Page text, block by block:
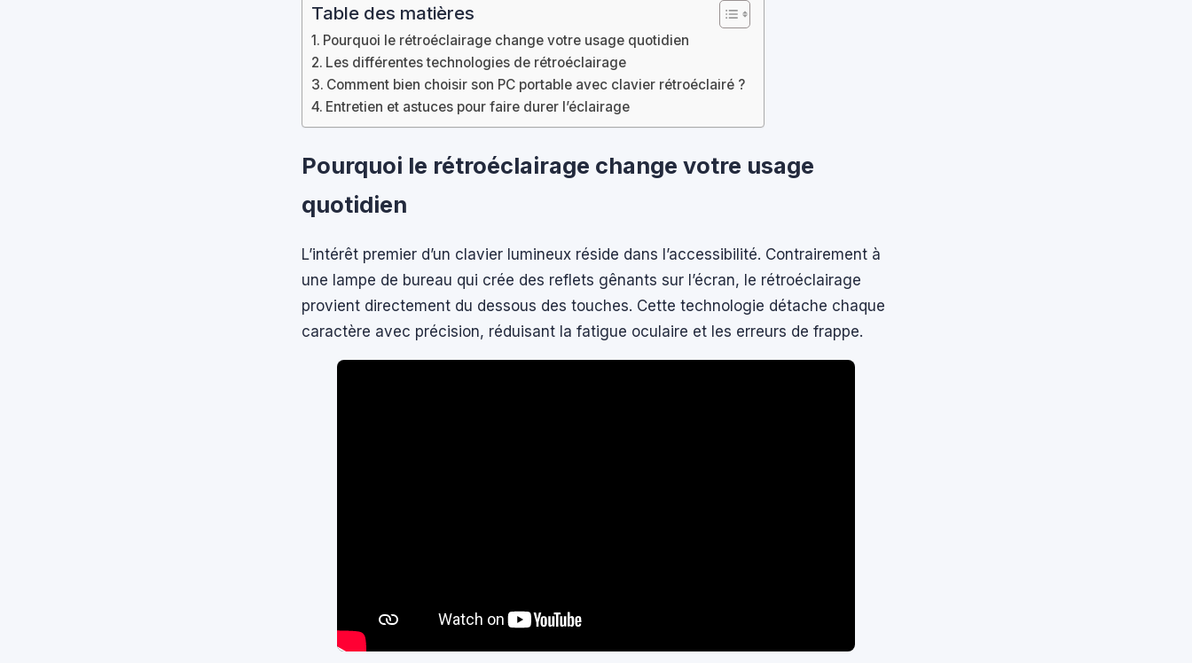
Table des matières
Pourquoi le rétroéclairage change votre usage quotidien
Les différentes technologies de rétroéclairage
Comment bien choisir son PC portable avec clavier rétroéclairé ?
Entretien et astuces pour faire durer l’éclairage
Pourquoi le rétroéclairage change votre usage
quotidien
L’intérêt premier d’un clavier lumineux réside dans l’accessibilité. Contrairement à
une lampe de bureau qui crée des reflets gênants sur l’écran, le rétroéclairage
provient directement du dessous des touches. Cette technologie détache chaque
caractère avec précision, réduisant la fatigue oculaire et les erreurs de frappe.